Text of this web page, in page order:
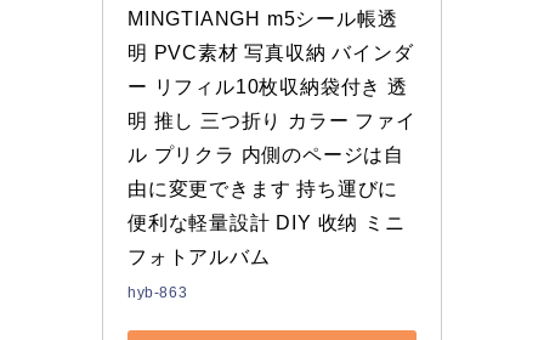
MINGTIANGH m5シール帳透
明 PVC素材 写真収納 バインダ
ー リフィル10枚収納袋付き 透
明 推し 三つ折り カラー ファイ
ル プリクラ 内側のページは自
由に変更できます 持ち運びに
便利な軽量設計 DIY 收纳 ミニ
フォトアルバム
hyb-863